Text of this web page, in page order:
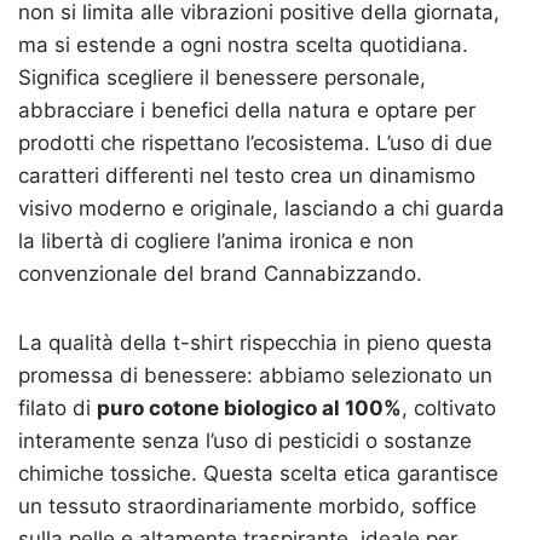
non si limita alle vibrazioni positive della giornata,
ma si estende a ogni nostra scelta quotidiana.
Significa scegliere il benessere personale,
abbracciare i benefici della natura e optare per
prodotti che rispettano l’ecosistema. L’uso di due
caratteri differenti nel testo crea un dinamismo
visivo moderno e originale, lasciando a chi guarda
la libertà di cogliere l’anima ironica e non
convenzionale del brand Cannabizzando.
La qualità della t-shirt rispecchia in pieno questa
promessa di benessere: abbiamo selezionato un
filato di puro cotone biologico al 100%, coltivato
interamente senza l’uso di pesticidi o sostanze
chimiche tossiche. Questa scelta etica garantisce
un tessuto straordinariamente morbido, soffice